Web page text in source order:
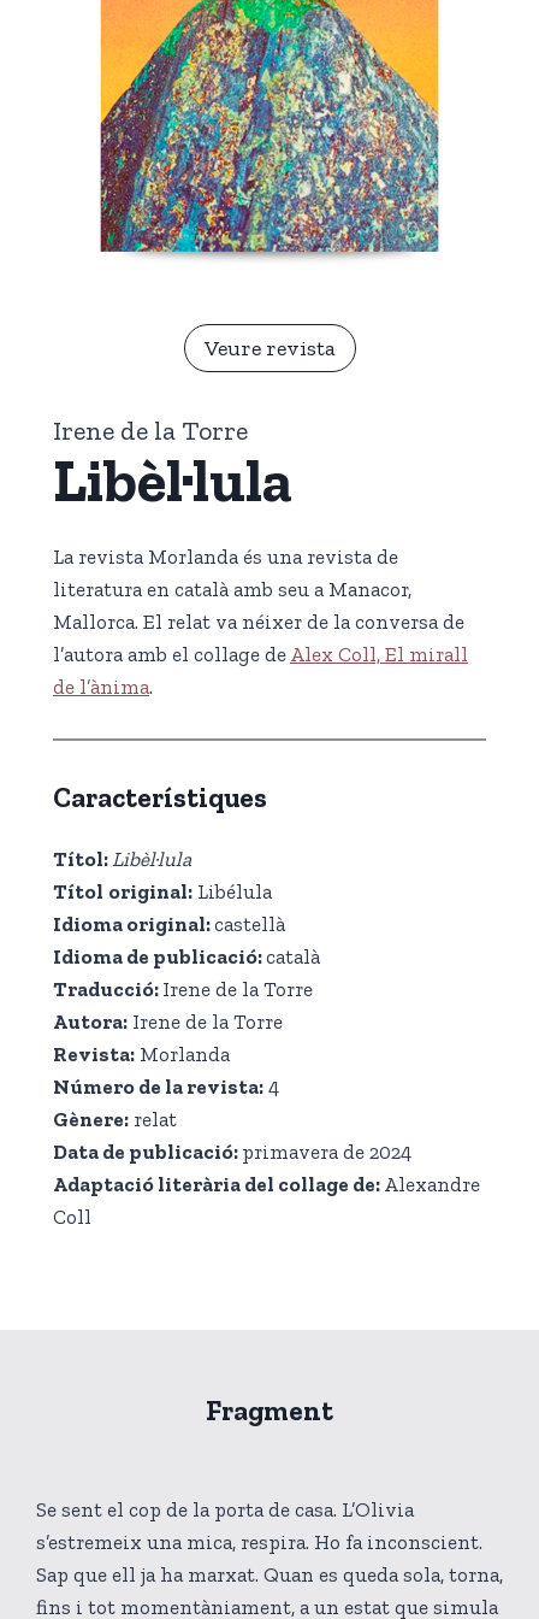
Veure revista
Irene de la Torre
Libèl·lula
La revista Morlanda és una revista de
literatura en català amb seu a Manacor,
Mallorca. El relat va néixer de la conversa de
l’autora amb el collage de Alex Coll, El mirall
de l’ànima.
Característiques
Títol:Libèl·lula
Títol original: Libélula
Idioma original:castellà
Idioma de publicació:català
Traducció: Irene de la Torre
Autora: Irene de la Torre
Revista: Morlanda
Número de la revista: 4
Gènere: relat
Data de publicació: primavera de 2024
Adaptació literària del collage de: Alexandre
Coll
Fragment
Se sent el cop de la porta de casa. L’Olivia
s’estremeix una mica, respira. Ho fa inconscient.
Sap que ell ja ha marxat. Quan es queda sola, torna,
fins i tot momentàniament, a un estat que simula